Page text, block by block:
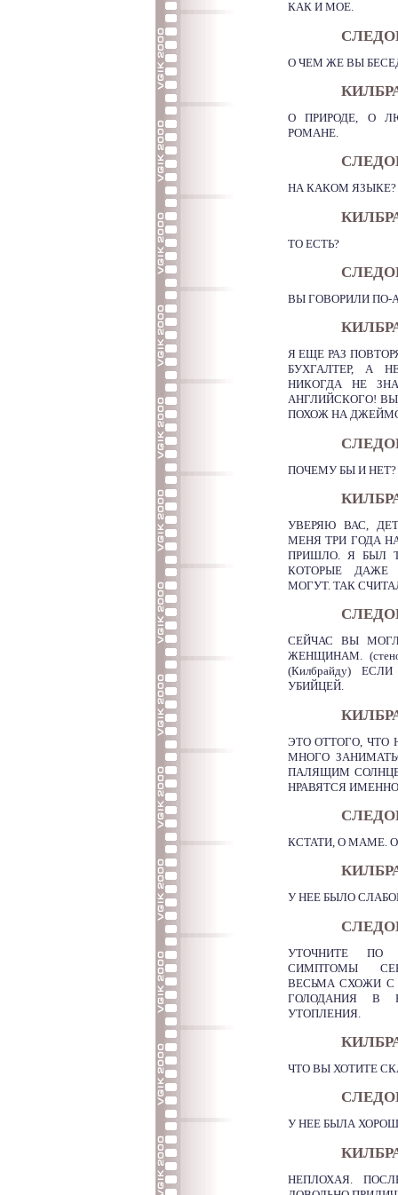
КАК И МОЕ.
О ЧЕМ ЖЕ ВЫ
О ПРИРОДЕ, О
РОМАНЕ.
НА КАКОМ ЯЗЫКЕ?
ТО ЕСТЬ?
ВЫ ГОВОРИЛИ ПО-
Я ЕЩЕ РАЗ
БУХГАЛТЕР, А
НИКОГДА НЕ
АНГЛИЙСКОГО! ВЫ
ПОХОЖ НА
ПОЧЕМУ БЫ И НЕТ?
УВЕРЯЮ ВАС,
МЕНЯ ТРИ ГОДА
ПРИШЛО. Я БЫЛ
КОТОРЫЕ ДАЖЕ
МОГУТ. ТАК
СЕЙЧАС ВЫ
ЖЕНЩИНАМ.
(Килбрайду)
УБИЙЦЕЙ.
ЭТО ОТТОГО, ЧТО
МНОГО
ПАЛЯЩИМ
НРАВЯТСЯ
КСТАТИ, О МАМЕ.
У НЕЕ БЫЛО
УТОЧНИТЕ ПО
СИМПТОМЫ
ВЕСЬМА СХОЖИ
ГОЛОДАНИЯ В
УТОПЛЕНИЯ.
ЧТО ВЫ ХОТИТЕ
У НЕЕ БЫЛА
НЕПЛОХАЯ.